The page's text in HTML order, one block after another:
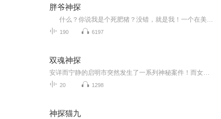
胖爷神探
190 6197
双魂神探
20 1298
神探猫九